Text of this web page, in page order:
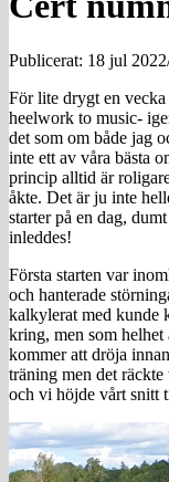
Publicerat: 18 jul 2022
För lite drygt en
heelwork to music-
det som om både jag
inte ett av våra bästa
princip alltid är
åkte. Det är ju inte
starter på en dag,
inleddes!
Första starten var
och hanterade
kalkylerat med kunde
kring, men som helhet
kommer att dröja
träning men det
och vi höjde vårt snitt